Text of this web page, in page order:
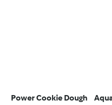
Power Cookie Dough